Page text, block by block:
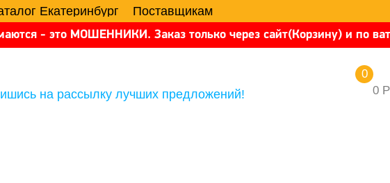
Екатеринбург Поставщикам
- это МОШЕННИКИ. Заказ только через сайт(Корзину) и по
на рассылку лучших предложений! 0 Р
0